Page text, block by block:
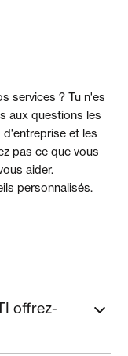
services ? Tu n'es
aux questions les
et les
pas ce que vous
aider.
personnalisés.
offrez-